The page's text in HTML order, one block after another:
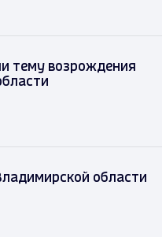
тему возрождения
области